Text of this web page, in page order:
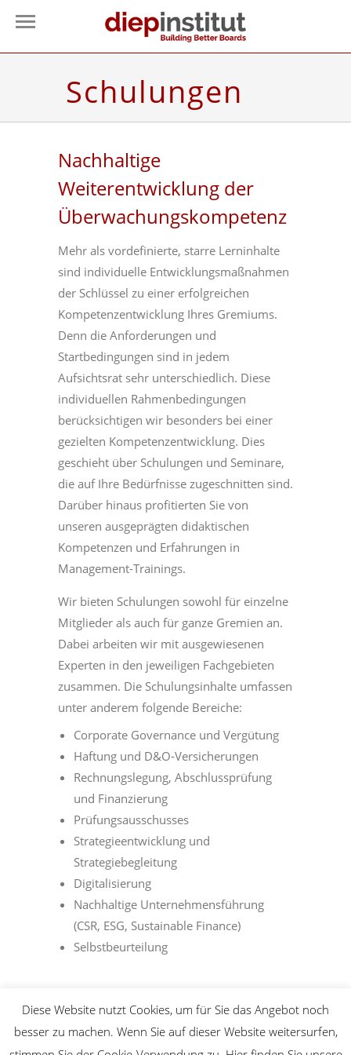
Schulungen
Nachhaltige
Weiterentwicklung der
Überwachungskompetenz
Mehr als vordefinierte, starre Lerninhalte
sind individuelle Entwicklungsmaßnahmen
der Schlüssel zu einer erfolgreichen
Kompetenzentwicklung Ihres Gremiums.
Denn die Anforderungen und
Startbedingungen sind in jedem
Aufsichtsrat sehr unterschiedlich. Diese
individuellen Rahmenbedingungen
berücksichtigen wir besonders bei einer
gezielten Kompetenzentwicklung. Dies
geschieht über Schulungen und Seminare,
die auf Ihre Bedürfnisse zugeschnitten sind.
Darüber hinaus profitierten Sie von
unseren ausgeprägten didaktischen
Kompetenzen und Erfahrungen in
Management-Trainings.
Wir bieten Schulungen sowohl für einzelne
Mitglieder als auch für ganze Gremien an.
Dabei arbeiten wir mit ausgewiesenen
Experten in den jeweiligen Fachgebieten
zusammen. Die Schulungsinhalte umfassen
unter anderem folgende Bereiche:
Corporate Governance und Vergütung
Haftung und D&O-Versicherungen
Rechnungslegung, Abschlussprüfung
und Finanzierung
Prüfungsausschusses
Strategieentwicklung und
Strategiebegleitung
Digitalisierung
Nachhaltige Unternehmensführung
(CSR, ESG, Sustainable Finance)
Selbstbeurteilung
Diese Website nutzt Cookies, um für Sie das Angebot noch
besser zu machen. Wenn Sie auf dieser Website weitersurfen,